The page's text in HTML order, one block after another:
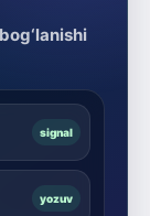
signal
yozuv